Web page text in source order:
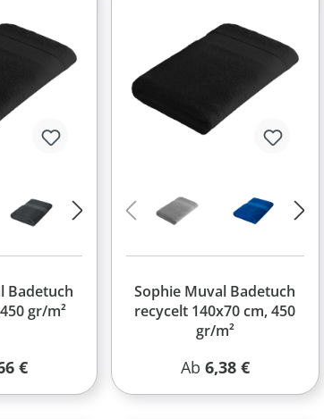
Badetuch
gr/m²
Preis:
€
Sophie Muval Badetuch
recycelt 140x70 cm, 450
gr/m²
Regulärer Preis:
Ab 6,38 €